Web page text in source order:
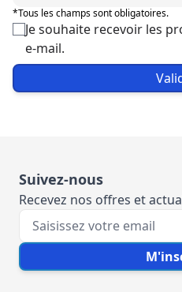
*Tous les champs sont obligatoires.
Je souhaite recevoir les
e-mail.
Suivez-nous
Recevez nos offres et
Votre e-mail